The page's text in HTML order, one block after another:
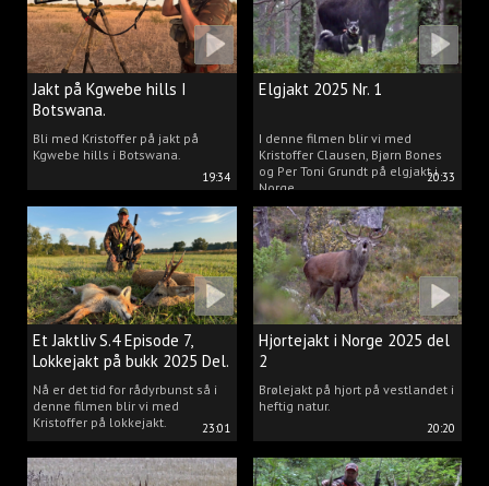
19:34
Jakt på Kgwebe hills I
Botswana.
Bli med Kristoffer på jakt på
Kgwebe hills i Botswana.
20:33
Elgjakt 2025 Nr. 1
I denne filmen blir vi med
Kristoffer Clausen, Bjørn Bones
og Per Toni Grundt på elgjakt i
Norge.
23:01
Et Jaktliv S.4 Episode 7,
Lokkejakt på bukk 2025 Del.
2
Nå er det tid for rådyrbunst så i
denne filmen blir vi med
Kristoffer på lokkejakt.
20:20
Hjortejakt i Norge 2025 del
2
Brølejakt på hjort på vestlandet i
heftig natur.